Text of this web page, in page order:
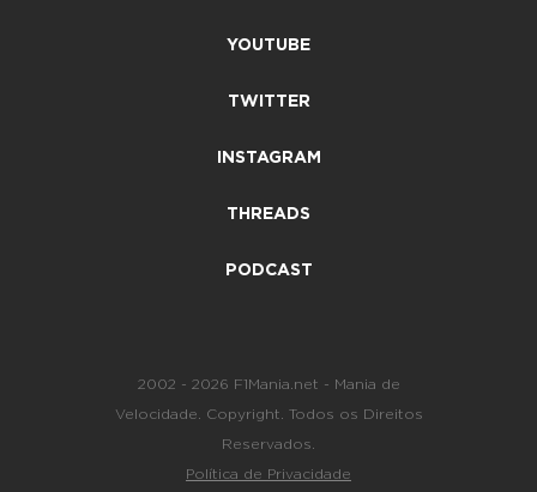
YOUTUBE
TWITTER
INSTAGRAM
THREADS
PODCAST
2002 - 2026 F1Mania.net - Mania de
Velocidade. Copyright. Todos os Direitos
Reservados.
Política de Privacidade